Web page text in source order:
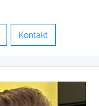
Kontakt